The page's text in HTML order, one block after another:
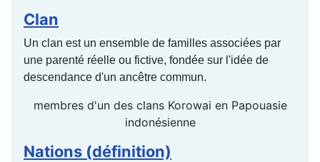
Clan
Un clan est un ensemble de familles associées par
une parenté réelle ou fictive, fondée sur l'idée de
descendance d'un ancêtre commun.
membres d'un des clans Korowai en Papouasie
indonésienne
Nations (définition)